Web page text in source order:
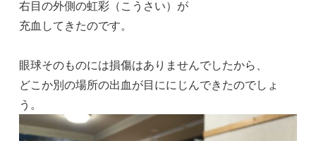
右目の外側の虹彩（こうさい）が
充血してきたのです。
眼球そのものには損傷はありませんでしたから、
どこか別の場所の出血が目ににじんできたのでしょ
う。